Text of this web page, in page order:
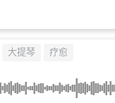
大提琴 疗愈